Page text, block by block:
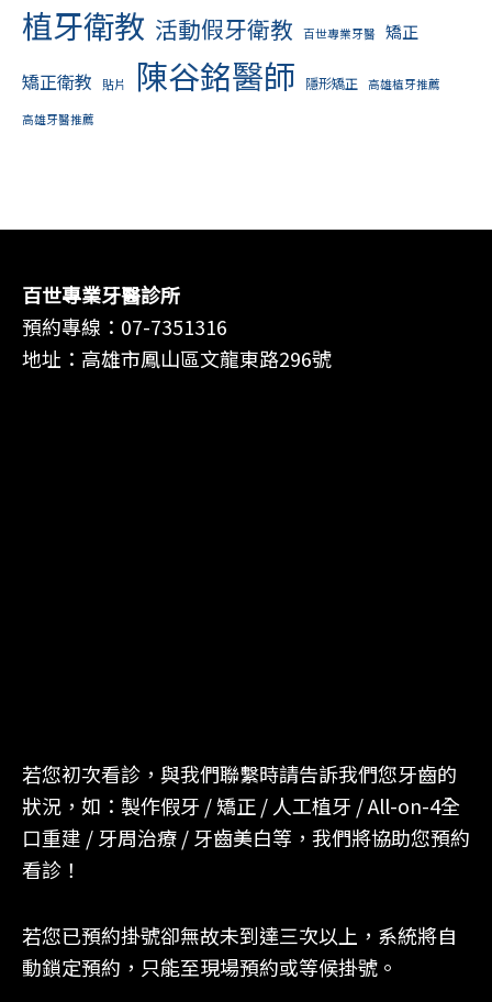
植牙衛教 活動假牙衛教 百世專業牙醫 矯正
矯正衛教 貼片 陳谷銘醫師 隱形矯正 高雄植牙推薦
高雄牙醫推薦
百世專業牙醫診所
預約專線： 07-7351316
地址：高雄市鳳山區文龍東路296號
若您初次看診，與我們聯繫時請告訴我們您牙齒的
狀況，如：製作假牙 / 矯正 / 人工植牙 / All-on-4全
口重建 / 牙周治療 / 牙齒美白等，我們將協助您預約
看診！
若您已預約掛號卻無故未到達三次以上，系統將自
動鎖定預約，只能至現場預約或等候掛號。